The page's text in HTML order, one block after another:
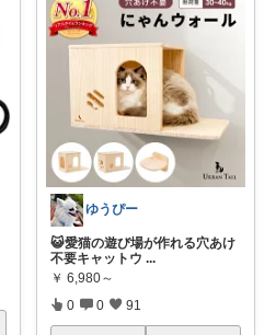
ゆうぴー
😺愛猫の遊び場が作れる穴あけ
不要キャットウ ...
￥ 6,980～
0 0 91